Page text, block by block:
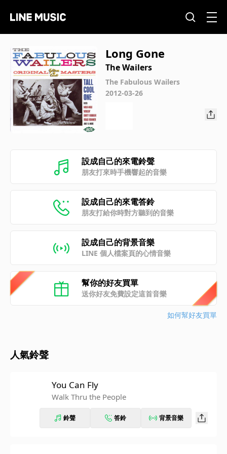
Long Gone
The Wailers
The Fabulous Wailers
2012-03-26
設成自己的來電鈴聲
朋友打來時手機響起的音樂
設成自己的來電答鈴
朋友打給你時對方聽到的音樂
設成自己的背景音樂
LINE 個人檔案頁的心情音樂
幫你的好友買單
送你好友免費設定這首音樂
如何幫好友買單
人氣鈴聲
You Can Fly
Walk Thru the People
鈴聲 答鈴 背景音樂